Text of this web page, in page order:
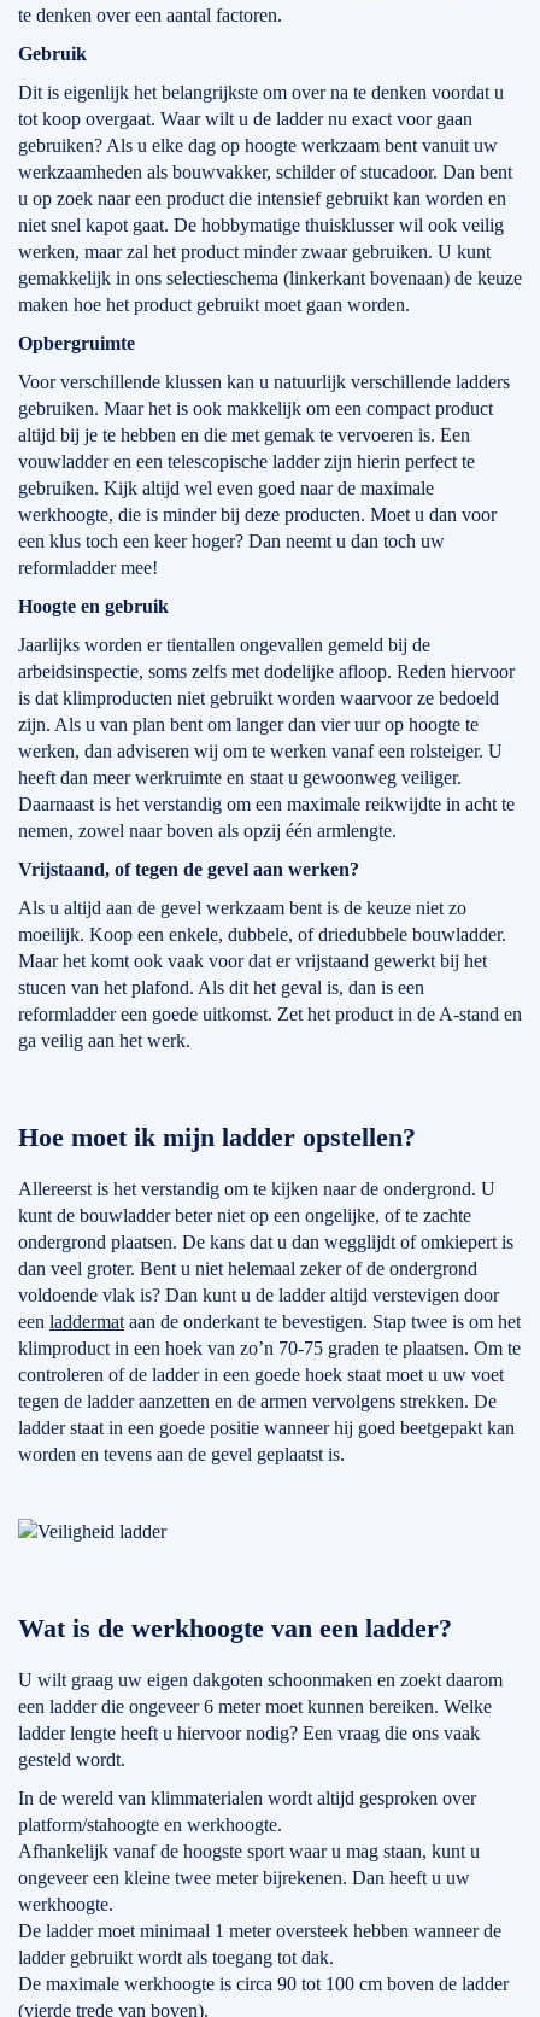
te denken over een aantal factoren.
Gebruik
Dit is eigenlijk het belangrijkste om over na te denken voordat u
tot koop overgaat. Waar wilt u de ladder nu exact voor gaan
gebruiken? Als u elke dag op hoogte werkzaam bent vanuit uw
werkzaamheden als bouwvakker, schilder of stucadoor. Dan bent
u op zoek naar een product die intensief gebruikt kan worden en
niet snel kapot gaat. De hobbymatige thuisklusser wil ook veilig
werken, maar zal het product minder zwaar gebruiken. U kunt
gemakkelijk in ons selectieschema (linkerkant bovenaan) de keuze
maken hoe het product gebruikt moet gaan worden.
Opbergruimte
Voor verschillende klussen kan u natuurlijk verschillende ladders
gebruiken. Maar het is ook makkelijk om een compact product
altijd bij je te hebben en die met gemak te vervoeren is. Een
vouwladder en een telescopische ladder zijn hierin perfect te
gebruiken. Kijk altijd wel even goed naar de maximale
werkhoogte, die is minder bij deze producten. Moet u dan voor
een klus toch een keer hoger? Dan neemt u dan toch uw
reformladder mee!
Hoogte en gebruik
Jaarlijks worden er tientallen ongevallen gemeld bij de
arbeidsinspectie, soms zelfs met dodelijke afloop. Reden hiervoor
is dat klimproducten niet gebruikt worden waarvoor ze bedoeld
zijn. Als u van plan bent om langer dan vier uur op hoogte te
werken, dan adviseren wij om te werken vanaf een rolsteiger. U
heeft dan meer werkruimte en staat u gewoonweg veiliger.
Daarnaast is het verstandig om een maximale reikwijdte in acht te
nemen, zowel naar boven als opzij één armlengte.
Vrijstaand, of tegen de gevel aan werken?
Als u altijd aan de gevel werkzaam bent is de keuze niet zo
moeilijk. Koop een enkele, dubbele, of driedubbele bouwladder.
Maar het komt ook vaak voor dat er vrijstaand gewerkt bij het
stucen van het plafond. Als dit het geval is, dan is een
reformladder een goede uitkomst. Zet het product in de A-stand en
ga veilig aan het werk.
Hoe moet ik mijn ladder opstellen?
Allereerst is het verstandig om te kijken naar de ondergrond. U
kunt de bouwladder beter niet op een ongelijke, of te zachte
ondergrond plaatsen. De kans dat u dan wegglijdt of omkiepert is
dan veel groter. Bent u niet helemaal zeker of de ondergrond
voldoende vlak is? Dan kunt u de ladder altijd verstevigen door
een laddermat aan de onderkant te bevestigen. Stap twee is om het
klimproduct in een hoek van zo’n 70-75 graden te plaatsen. Om te
controleren of de ladder in een goede hoek staat moet u uw voet
tegen de ladder aanzetten en de armen vervolgens strekken. De
ladder staat in een goede positie wanneer hij goed beetgepakt kan
worden en tevens aan de gevel geplaatst is.
Wat is de werkhoogte van een ladder?
U wilt graag uw eigen dakgoten schoonmaken en zoekt daarom
een ladder die ongeveer 6 meter moet kunnen bereiken. Welke
ladder lengte heeft u hiervoor nodig? Een vraag die ons vaak
gesteld wordt.
In de wereld van klimmaterialen wordt altijd gesproken over
platform/stahoogte en werkhoogte.
Afhankelijk vanaf de hoogste sport waar u mag staan, kunt u
ongeveer een kleine twee meter bijrekenen. Dan heeft u uw
werkhoogte.
De ladder moet minimaal 1 meter oversteek hebben wanneer de
ladder gebruikt wordt als toegang tot dak.
De maximale werkhoogte is circa 90 tot 100 cm boven de ladder
(vierde trede van boven).